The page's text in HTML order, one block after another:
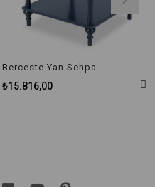
Berceste Yan Sehpa
₺15.816,00